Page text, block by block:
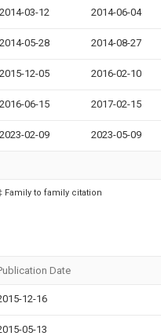
2014-03-12 2014-06-04
2014-05-28 2014-08-27
2015-12-05 2016-02-10
2016-06-15 2017-02-15
2023-02-09 2023-05-09
Family to family citation
Date
12-16
05-13